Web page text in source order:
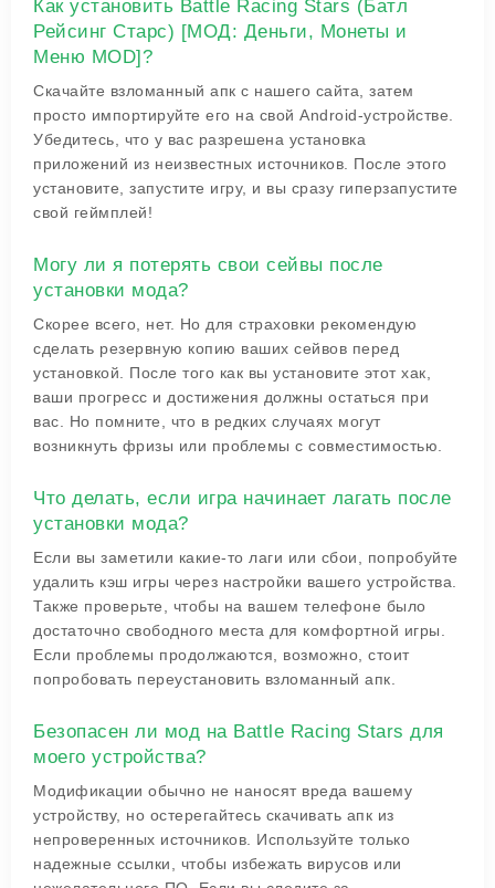
Как установить Battle Racing Stars (Батл
Рейсинг Старс) [МОД: Деньги, Монеты и
Меню MOD]?
Скачайте взломанный апк с нашего сайта, затем
просто импортируйте его на свой Android-устройстве.
Убедитесь, что у вас разрешена установка
приложений из неизвестных источников. После этого
установите, запустите игру, и вы сразу гиперзапустите
свой геймплей!
Могу ли я потерять свои сейвы после
установки мода?
Скорее всего, нет. Но для страховки рекомендую
сделать резервную копию ваших сейвов перед
установкой. После того как вы установите этот хак,
ваши прогресс и достижения должны остаться при
вас. Но помните, что в редких случаях могут
возникнуть фризы или проблемы с совместимостью.
Что делать, если игра начинает лагать после
установки мода?
Если вы заметили какие-то лаги или сбои, попробуйте
удалить кэш игры через настройки вашего устройства.
Также проверьте, чтобы на вашем телефоне было
достаточно свободного места для комфортной игры.
Если проблемы продолжаются, возможно, стоит
попробовать переустановить взломанный апк.
Безопасен ли мод на Battle Racing Stars для
моего устройства?
Модификации обычно не наносят вреда вашему
устройству, но остерегайтесь скачивать апк из
непроверенных источников. Используйте только
надежные ссылки, чтобы избежать вирусов или